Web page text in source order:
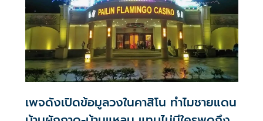
เพจดังเปิดข้อมูลวงในคาสิโน ทำไมชายแดน